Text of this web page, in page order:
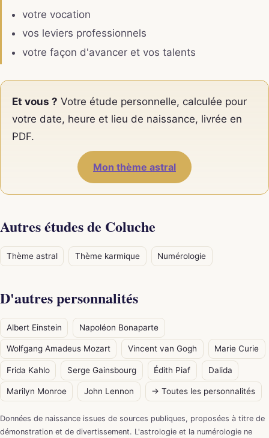
votre vocation
vos leviers professionnels
votre façon d'avancer et vos talents
Et vous ? Votre étude personnelle, calculée pour
votre date, heure et lieu de naissance, livrée en
PDF.
Mon thème astral
Autres études de Coluche
Thème astral Thème karmique Numérologie
D'autres personnalités
Albert Einstein Napoléon Bonaparte
Wolfgang Amadeus Mozart Vincent van Gogh Marie Curie
Frida Kahlo Serge Gainsbourg Édith Piaf Dalida
Marilyn Monroe John Lennon → Toutes les personnalités
Données de naissance issues de sources publiques, proposées à titre de
démonstration et de divertissement. L'astrologie et la numérologie ne